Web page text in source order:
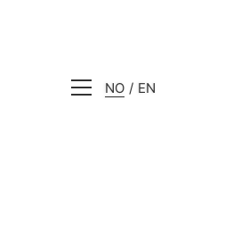
NO EN